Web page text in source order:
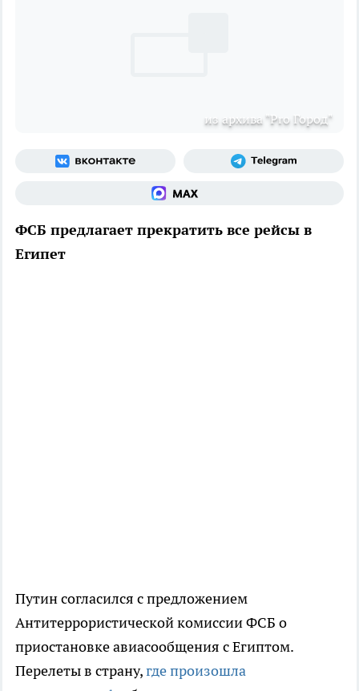
из архива "Pro Город"
ФСБ предлагает прекратить все рейсы в
Египет
Путин согласился с предложением
Антитеррористической комиссии ФСБ о
приостановке авиасообщения с Египтом.
Перелеты в страну,где произошла